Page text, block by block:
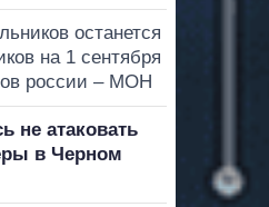
останется
на 1 сентября
россии – МОН
не атаковать
в Черном